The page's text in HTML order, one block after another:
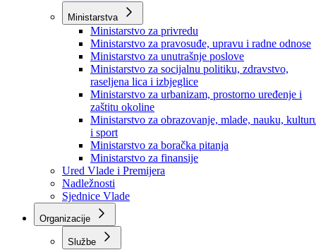
Vlada BPK Goražde
Premijer
Članovi Vlade
Ministarstva
Ministarstvo za privredu
Ministarstvo za pravosuđe, upravu i radne odnose
Ministarstvo za unutrašnje poslove
Ministarstvo za socijalnu politiku, zdravstvo,
raseljena lica i izbjeglice
Ministarstvo za urbanizam, prostorno uređenje i
zaštitu okoline
Ministarstvo za obrazovanje, mlade, nauku,
i sport
Ministarstvo za boračka pitanja
Ministarstvo za finansije
Ured Vlade i Premijera
Nadležnosti
Sjednice Vlade